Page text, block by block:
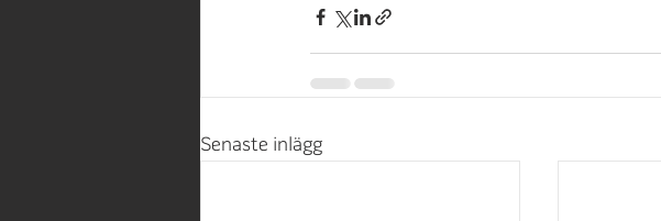
Senaste inlägg